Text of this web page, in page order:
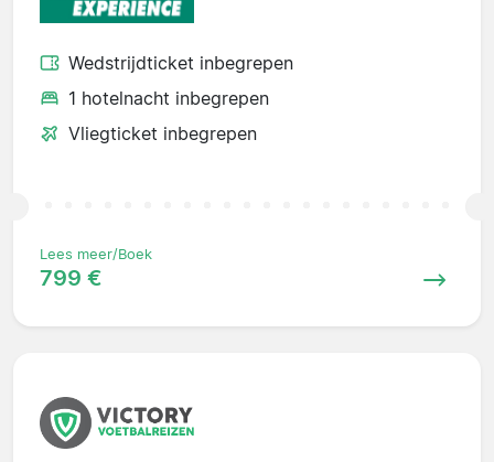
Wedstrijdticket inbegrepen
1 hotelnacht inbegrepen
Vliegticket inbegrepen
Lees meer/Boek
799 €